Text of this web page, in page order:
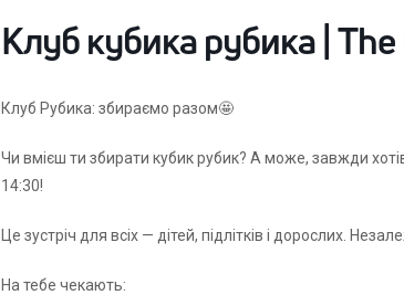
Клуб кубика рубика | The
Клуб Рубика: збираємо разом🤩
Чи вмієш ти збирати кубик рубик? А може, завжди
14:30!
Це зустріч для всіх — дітей, підлітків і дорослих.
На тебе чекають: